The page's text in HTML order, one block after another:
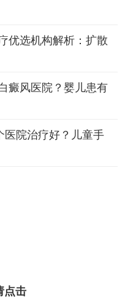
优选机构解析：扩散
癜风医院？婴儿患有
医院治疗好？儿童手
点击